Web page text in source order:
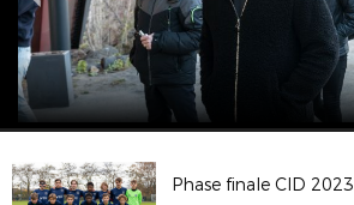
Phase finale CID 2023